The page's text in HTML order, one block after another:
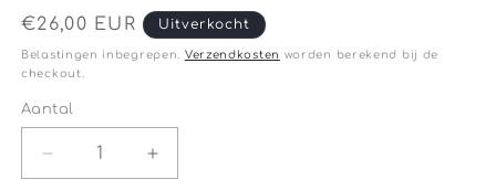
Normale
prijs
€26,00 EUR Uitverkocht
Belastingen inbegrepen. Verzendkosten worden berekend bij de
checkout.
Aantal
Aantal
Aantal
Aantal